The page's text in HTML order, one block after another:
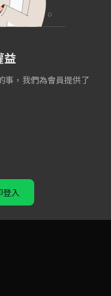
益
事，我們為會員提供了
登入